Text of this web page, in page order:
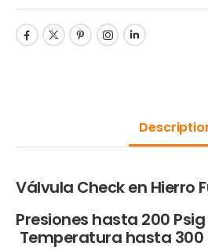
Válvula Check en Hierro
Presiones hasta 200
Temperatura hasta 300